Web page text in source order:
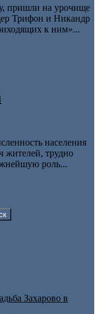
пришли на урочище
Трифон и Никандр
к ним»...
населения
жителей, трудно
роль...